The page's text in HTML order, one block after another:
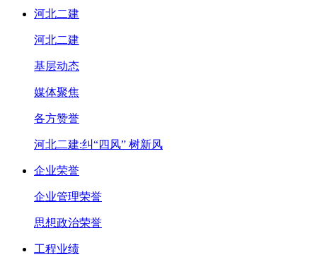
河北二建
河北二建
基层动态
媒体聚焦
各方赞誉
河北二建:纠“四风” 树新风
企业荣誉
企业管理荣誉
思想政治荣誉
工程业绩